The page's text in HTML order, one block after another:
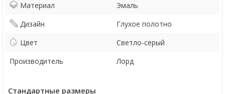
Материал
Эмаль
Дизайн
Глухое полотно
Цвет
Светло-серый
Производитель
Лорд
Стандартные размеры